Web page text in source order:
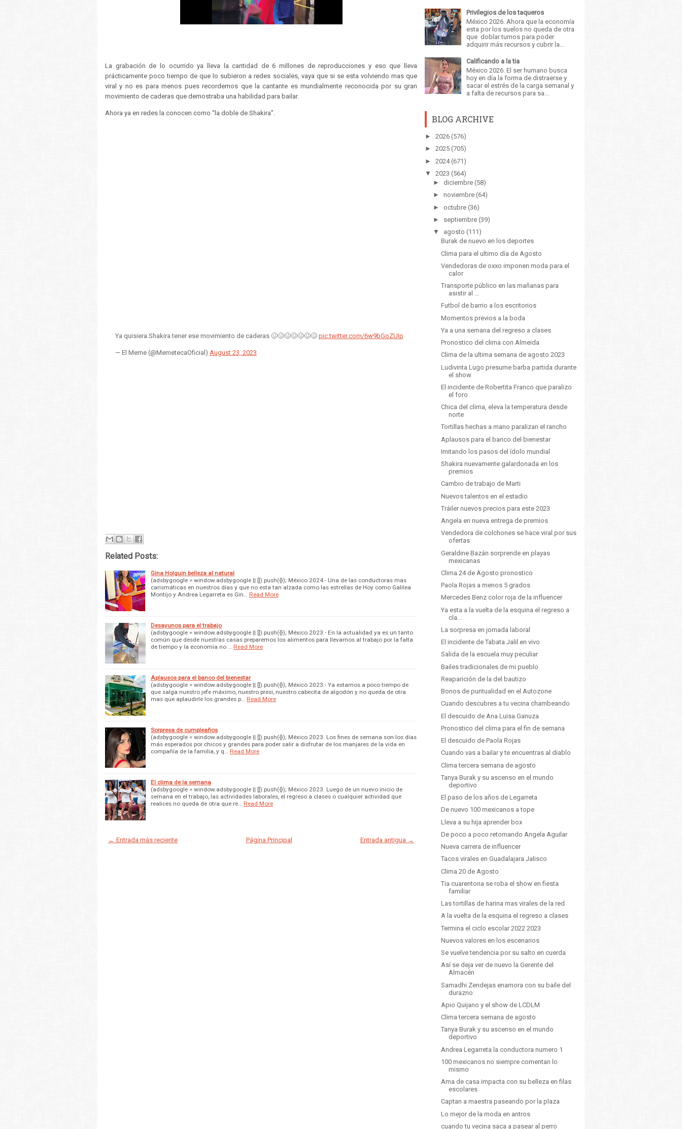
La grabación de lo ocurrido ya lleva la cantidad de 6 millones de reproducciones y eso que lleva
prácticamente poco tiempo de que lo subieron a redes sociales, vaya que si se esta volviendo mas que
viral y no es para menos pues recordemos que la cantante es mundialmente reconocida por su gran
movimiento de caderas que demostraba una habilidad para bailar.
Ahora ya en redes la conocen como “la doble de Shakira”.
Ya quisiera Shakira tener ese movimiento de caderas 🥴🥴🥴🥴🥴🥴🥴 pic.twitter.com/6w9bGoZUIp
— El Meme (@MemetecaOficial) August 23, 2023
Related Posts:
Gina Holguin belleza al natural
(adsbygoogle = window.adsbygoogle || []).push({}); México 2024.- Una de las conductoras mas
carismáticas en nuestros días y que no esta tan alzada como las estrellas de Hoy como Galilea
Montijo y Andrea Legarreta es Gin…
Read More
Desayunos para el trabajo
(adsbygoogle = window.adsbygoogle || []).push({}); México 2023.- En la actualidad ya es un tanto
común que desde nuestras casas preparemos los alimentos para llevarnos al trabajo por la falta
de tiempo y la economía no …
Read More
Aplausos para el banco del bienestar
(adsbygoogle = window.adsbygoogle || []).push({}); México 2023.- Ya estamos a poco tiempo de
que salga nuestro jefe máximo, nuestro presi, nuestro cabecita de algodón y no queda de otra
mas que aplaudirle los grandes p…
Read More
Sorpresa de cumpleaños
(adsbygoogle = window.adsbygoogle || []).push({}); México 2023. Los fines de semana son los días
más esperados por chicos y grandes para poder salir a disfrutar de los manjares de la vida en
compañía de la familia, y q…
Read More
El clima de la semana
(adsbygoogle = window.adsbygoogle || []).push({}); México 2023. Luego de un nuevo inicio de
semana en el trabajo, las actividades laborales, el regreso a clases o cualquier actividad que
realices no queda de otra que re…
Read More
← Entrada más reciente Entrada antigua →
Página Principal
Privilegios de los taqueros
México 2026. Ahora que la economía
esta por los suelos no queda de otra
que doblar turnos para poder
adquirir más recursos y cubrir la...
Calificando a la tia
México 2026. El ser humano busca
hoy en día la forma de distraerse y
sacar el estrés de la carga semanal y
a falta de recursos para sa...
BLOG ARCHIVE
► 2026 (576)
► 2025 (705)
► 2024 (671)
▼
2023 (564)
► diciembre (58)
► noviembre (64)
► octubre (36)
► septiembre (39)
▼
agosto (111)
Burak de nuevo en los deportes
Clima para el ultimo día de Agosto
Vendedoras de oxxo imponen moda para el
calor
Transporte público en las mañanas para
asistir al ...
Futbol de barrio a los escritorios
Momentos previos a la boda
Ya a una semana del regreso a clases
Pronostico del clima con Almeida
Clima de la ultima semana de agosto 2023
Ludivinta Lugo presume barba partida durante
el show
El incidente de Robertita Franco que paralizo
el foro
Chica del clima, eleva la temperatura desde
norte
Tortillas hechas a mano paralizan el rancho
Aplausos para el banco del bienestar
Imitando los pasos del ídolo mundial
Shakira nuevamente galardonada en los
premios
Cambio de trabajo de Marti
Nuevos talentos en el estadio
Tráiler nuevos precios para este 2023
Angela en nueva entrega de premios
Vendedora de colchones se hace viral por sus
ofertas
Geraldine Bazán sorprende en playas
mexicanas
Clima 24 de Agosto pronostico
Paola Rojas a menos 5 grados
Mercedes Benz color roja de la influencer
Ya esta a la vuelta de la esquina el regreso a
cla...
La sorpresa en jornada laboral
El incidente de Tabata Jalil en vivo
Salida de la escuela muy peculiar
Bailes tradicionales de mi pueblo
Reaparición de la del bautizo
Bonos de puntualidad en el Autozone
Cuando descubres a tu vecina chambeando
El descuido de Ana Luisa Ganuza
Pronostico del clima para el fin de semana
El descuido de Paola Rojas
Cuando vas a bailar y te encuentras al diablo
Clima tercera semana de agosto
Tanya Burak y su ascenso en el mundo
deportivo
El paso de los años de Legarreta
De nuevo 100 mexicanos a tope
Lleva a su hija aprender box
De poco a poco retomando Angela Aguilar
Nueva carrera de influencer
Tacos virales en Guadalajara Jalisco
Clima 20 de Agosto
Tia cuarentona se roba el show en fiesta
familiar
Las tortillas de harina mas virales de la red
A la vuelta de la esquina el regreso a clases
Termina el ciclo escolar 2022 2023
Nuevos valores en los escenarios
Se vuelve tendencia por su salto en cuerda
Así se deja ver de nuevo la Gerente del
Almacén
Samadhi Zendejas enamora con su baile del
durazno
Apio Quijano y el show de LCDLM
Clima tercera semana de agosto
Tanya Burak y su ascenso en el mundo
deportivo
Andrea Legarreta la conductora numero 1
100 mexicanos no siempre comentan lo
mismo
Ama de casa impacta con su belleza en filas
escolares
Captan a maestra paseando por la plaza
Lo mejor de la moda en antros
cuando tu vecina saca a pasear al perro